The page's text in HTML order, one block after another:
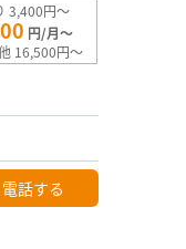
3,400円～
円/月～
16,500円～
電話する